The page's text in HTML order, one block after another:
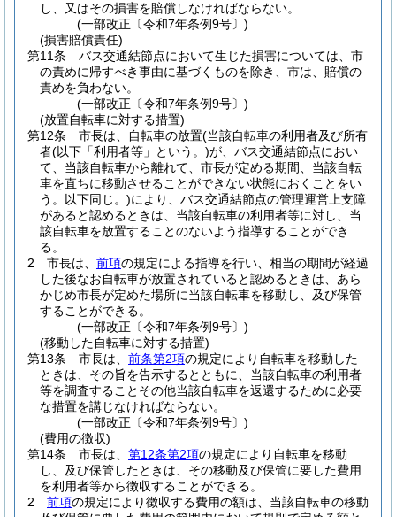
し、又はその損害を賠償しなければならない。
(一部改正〔令和7年条例9号〕)
(損害賠償責任)
第11条
バス交通結節点において生じた損害については、市
の責めに帰すべき事由に基づくものを除き、市は、賠償の
責めを負わない。
(一部改正〔令和7年条例9号〕)
(放置自転車に対する措置)
第12条
市長は、自転車の放置(当該自転車の利用者及び所有
者(以下「利用者等」という。)が、バス交通結節点におい
て、当該自転車から離れて、市長が定める期間、当該自転
車を直ちに移動させることができない状態におくことをい
う。以下同じ。)により、バス交通結節点の管理運営上支障
があると認めるときは、当該自転車の利用者等に対し、当
該自転車を放置することのないよう指導することができ
る。
2
市長は、 前項の規定による指導を行い、相当の期間が経過
した後なお自転車が放置されていると認めるときは、あら
かじめ市長が定めた場所に当該自転車を移動し、及び保管
することができる。
(一部改正〔令和7年条例9号〕)
(移動した自転車に対する措置)
第13条
市長は、 前条第2項の規定により自転車を移動した
ときは、その旨を告示するとともに、当該自転車の利用者
等を調査することその他当該自転車を返還するために必要
な措置を講じなければならない。
(一部改正〔令和7年条例9号〕)
(費用の徴収)
第14条
市長は、 第12条第2項の規定により自転車を移動
し、及び保管したときは、その移動及び保管に要した費用
を利用者等から徴収することができる。
2
前項の規定により徴収する費用の額は、当該自転車の移動